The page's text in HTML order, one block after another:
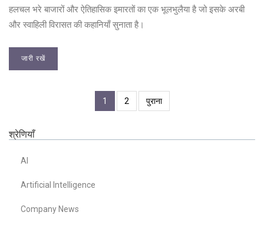
हलचल भरे बाजारों और ऐतिहासिक इमारतों का एक भूलभुलैया है जो इसके अरबी
और स्वाहिली विरासत की कहानियाँ सुनाता है।
जारी रखें
1 2 पुराना
श्रेणियाँ
AI
Artificial Intelligence
Company News